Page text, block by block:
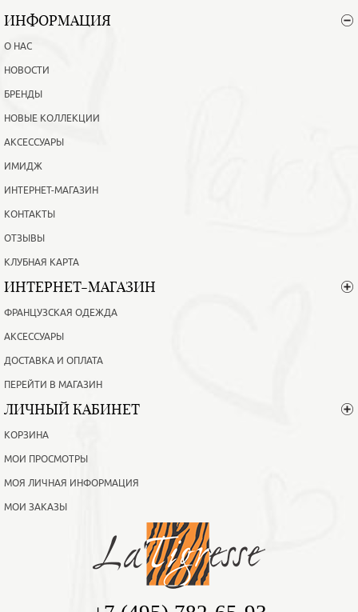
ИНФОРМАЦИЯ
О НАС
НОВОСТИ
БРЕНДЫ
НОВЫЕ КОЛЛЕКЦИИ
АКСЕССУАРЫ
ИМИДЖ
ИНТЕРНЕТ-МАГАЗИН
КОНТАКТЫ
ОТЗЫВЫ
КЛУБНАЯ КАРТА
ИНТЕРНЕТ-МАГАЗИН
ФРАНЦУЗСКАЯ ОДЕЖДА
АКСЕССУАРЫ
ДОСТАВКА И ОПЛАТА
ПЕРЕЙТИ В МАГАЗИН
ЛИЧНЫЙ КАБИНЕТ
КОРЗИНА
МОИ ПРОСМОТРЫ
МОЯ ЛИЧНАЯ ИНФОРМАЦИЯ
МОИ ЗАКАЗЫ